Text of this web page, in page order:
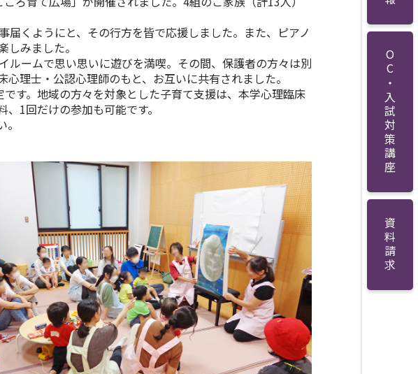
OC・入試対策講座
資料請求
くようにと、その行方を皆で応援しました。また、ピアノ
みました。
ームで思い思いに遊びを満喫。その間、保護者の方々は別
理士・公認心理師のもと、お互いに共有されました。
す。地域の方々を対象とした子育て支援は、本学心理臨床
1回だけの参加も可能です。